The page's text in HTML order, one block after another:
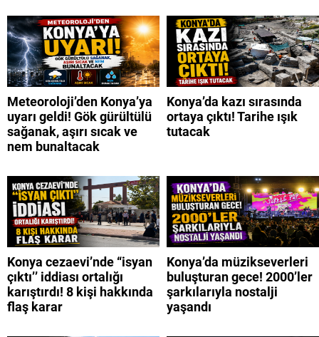
Meteoroloji’den Konya’ya
uyarı geldi! Gök gürültülü
sağanak, aşırı sıcak ve
nem bunaltacak
Konya’da kazı sırasında
ortaya çıktı! Tarihe ışık
tutacak
Konya cezaevi’nde “isyan
çıktı’’ iddiası ortalığı
karıştırdı! 8 kişi hakkında
flaş karar
Konya’da müzikseverleri
buluşturan gece! 2000’ler
şarkılarıyla nostalji
yaşandı